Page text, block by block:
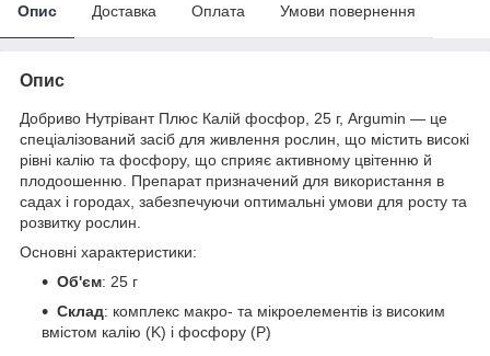
Опис Доставка Оплата Умови повернення
Опис
Добриво Нутрівант Плюс Калій фосфор, 25 г, Argumin — це
спеціалізований засіб для живлення рослин, що містить високі
рівні калію та фосфору, що сприяє активному цвітенню й
плодоошенню. Препарат призначений для використання в
садах і городах, забезпечуючи оптимальні умови для росту та
розвитку рослин.
Основні характеристики:
Об'єм: 25 г
Склад: комплекс макро- та мікроелементів із високим
вмістом калію (K) і фосфору (P)